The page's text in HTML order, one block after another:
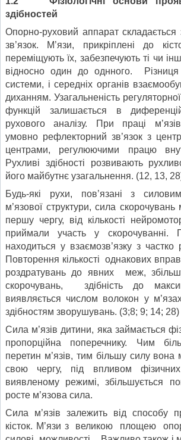
здібностей
Опорно-руховий аппарат складається
зв’язок. М’язи, прикріплені до
переміщують їх, забезпечують ті чи
відносно один до однного. Різниця
системи, і середніх органів
диханням. Узагальненість
функцій залишається в
рухового аналізу. При праці
умовно рефлекторний зв’язок з
центрами, регулюючими працю
Рухливі здібності розвивають
його майбутнє узагальнення. (12, 13,
Будь-які рухи, пов’язані з
м’язової структури, сила скорочувань
першу чергу, від кількості
приймали участь у скорочуванні.
находиться у взаємозв’язку з частко
Повторення кількості однакових
роздратувань до явних меж,
скорочувань, здібність до
виявляється числом волокон у
здібностям зворушувань. (3;8; 9; 14; 28)
Сила м’язів дитини, яка займається
пропорційна поперечнику. Чим
перетин м’язів, тим більшу силу
свою чергу, під впливом
виявленому режимі, збільшується
росте м’язова сила.
Сила м’язів залежить від способу
кісток. М’язи з великою площею